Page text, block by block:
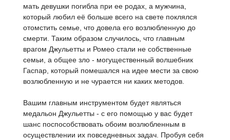
мать девушки погибла при ее родах, а мужчина,
который любил её больше всего на свете поклялся
отомстить семье, что довела его возлюбленную до
смерти. Таким образом случилось, что главным
врагом Джульетты и Ромео стали не собственные
семьи, а общее зло - могущественный волшебник
Гаспар, который помешался на идее мести за свою
возлюбленную и не чурается ни каких методов.
Вашим главным инструментом будет являться
медальон Джульетты - с его помощью у вас будет
шанс поспособствовать обоим возлюбленным в
осуществлении их повседневных задач. Пробуя себя